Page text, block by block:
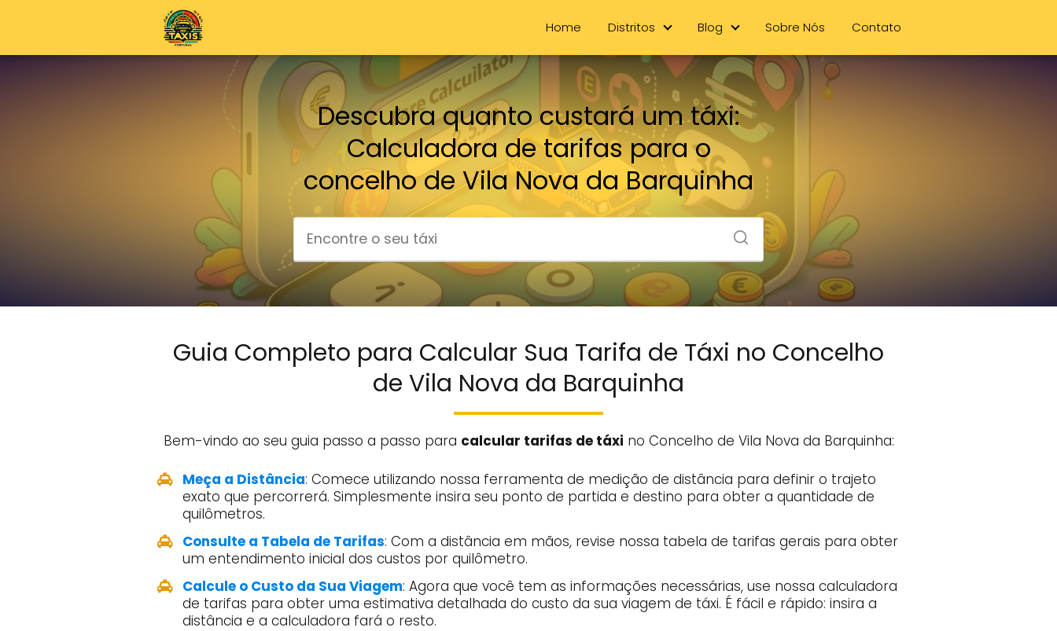
Home Distritos Blog Sobre Nós Contato
Descubra quanto custará um táxi:
Calculadora de tarifas para o
concelho de Vila Nova da Barquinha
Guia Completo para Calcular Sua Tarifa de Táxi no Concelho
de Vila Nova da Barquinha
Bem-vindo ao seu guia passo a passo para calcular tarifas de táxi no Concelho de Vila Nova da Barquinha:
Meça a Distância: Comece utilizando nossa ferramenta de medição de distância para definir o trajeto
exato que percorrerá. Simplesmente insira seu ponto de partida e destino para obter a quantidade de
quilômetros.
Consulte a Tabela de Tarifas: Com a distância em mãos, revise nossa tabela de tarifas gerais para obter
um entendimento inicial dos custos por quilômetro.
Calcule o Custo da Sua Viagem: Agora que você tem as informações necessárias, use nossa calculadora
de tarifas para obter uma estimativa detalhada do custo da sua viagem de táxi. É fácil e rápido: insira a
distância e a calculadora fará o resto.